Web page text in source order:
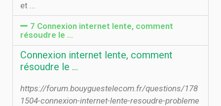
et ...
7 Connexion internet lente, comment
résoudre le …
Connexion internet lente, comment
résoudre le …
https://forum.bouyguestelecom.fr/questions/178
1504-connexion-internet-lente-resoudre-probleme